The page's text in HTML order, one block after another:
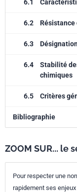
6.1
6.2
6.3
6.4
Stabilité
chimiques
6.5 Critères
Bibliographie
ZOOM SUR... le
Pour respecter une
rapidement ses